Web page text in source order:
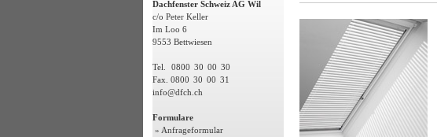
Dachfenster Schweiz AG Wil
c/o Peter Keller
Im Loo 6
9553 Bettwiesen
Tel. 0800 30 00 30
Fax. 0800 30 00 31
info@dfch.ch
Formulare
» Anfrageformular